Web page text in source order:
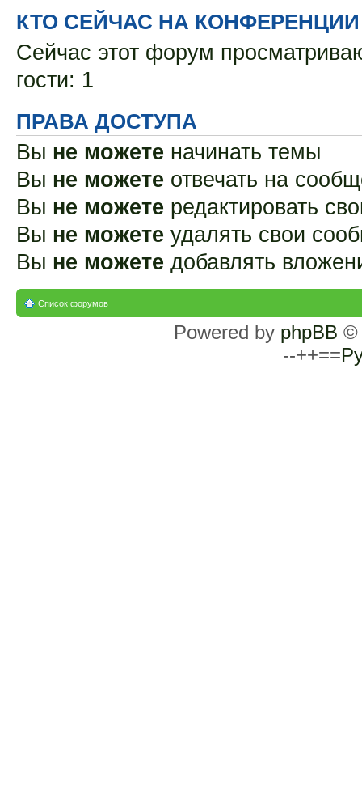
КТО СЕЙЧАС НА КОНФЕРЕНЦИИ
Сейчас этот форум
гости: 1
ПРАВА ДОСТУПА
Вы не можете начинать темы
Вы не можете отвечать на
Вы не можете редактировать
Вы не можете удалять свои
Вы не можете добавлять
Список форумов
Powered by phpBB ©
--++==